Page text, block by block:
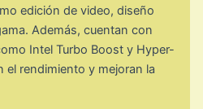
edición de video, diseño
Además, cuentan con
Intel Turbo Boost y Hyper-
el rendimiento y mejoran la